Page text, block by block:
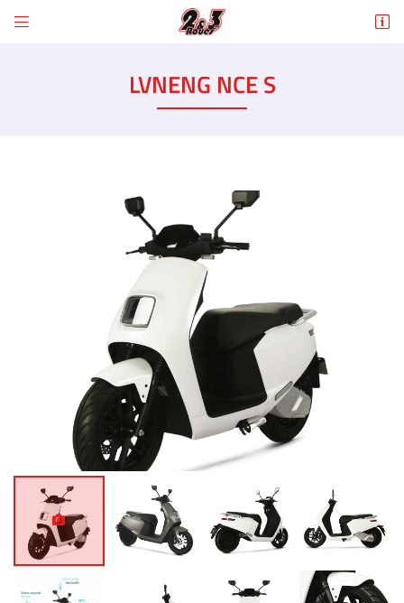
 
Adresse email de réception
En cochant cette case, vous consentez à recevoir nos propositions commerciales à
l'adresse email indiqué ci-dessus. Vous pouvez vous désinscrire à tout moment en
le formulaire de désinscription
INSCRIPTION
LVNENG NCE S